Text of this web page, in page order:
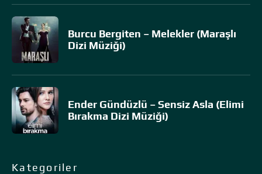
Burcu Bergiten – Melekler (Maraşlı
Dizi Müziği)
Ender Gündüzlü – Sensiz Asla (Elimi
Bırakma Dizi Müziği)
Kategoriler